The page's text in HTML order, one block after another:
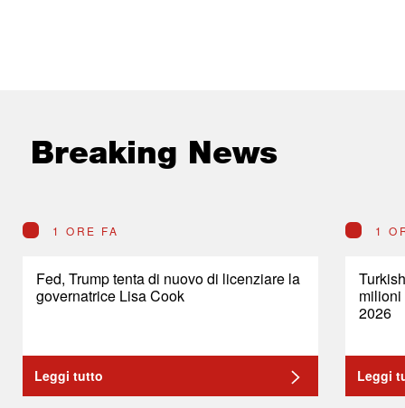
Breaking News
1 ORE FA
Fed, Trump tenta di nuovo di licenziare la
governatrice Lisa Cook
Leggi tutto
1
2026
Leggi